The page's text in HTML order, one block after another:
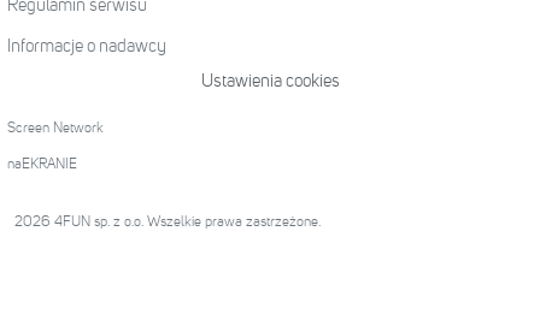
Regulamin serwisu
Informacje o nadawcy
Ustawienia cookies
Screen Network
naEKRANIE
2026 4FUN sp. z o.o. Wszelkie prawa zastrzeżone.